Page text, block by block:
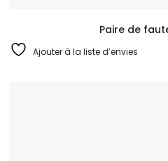
Paire de
Ajouter à la liste d’envies